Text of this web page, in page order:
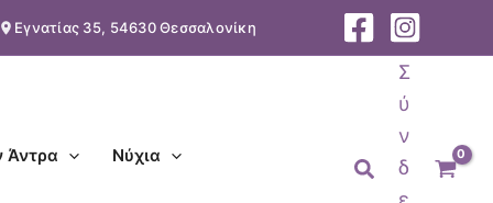
Εγνατίας 35, 54630 Θεσσαλονίκη
Άντρα Νύχια Αναζήτηση
Σ
ύ
ν
δ